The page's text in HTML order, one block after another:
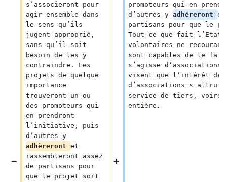
s’associeront pour
agir ensemble dans
le sens qu’ils
jugent approprié,
sans qu’il soit
besoin de les y
contraindre. Les
projets de quelque
importance
trouveront un ou
des promoteurs qui
en prendront
l’initiative, puis
d’autres y
adhèreront et
rassembleront assez
de partisans pour
que le projet soit
promoteurs qui en
d’autres y adhéreront et
partisans pour que le
Tout ce que fait
volontaires ne
sont capables de le
s’agisse
visent que l’intérêt de
d’associations «
service de tiers, voire
entière.